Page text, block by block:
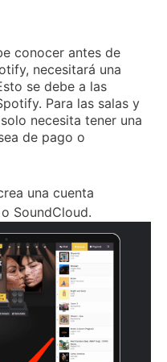
conocer antes de
necesitará una
se debe a las
Para las salas y
necesita tener una
de pago o
una cuenta
SoundCloud.